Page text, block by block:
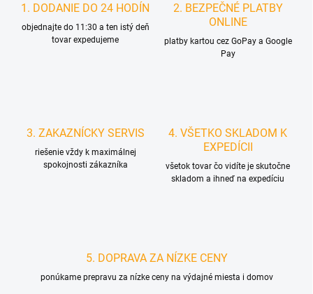
1. DODANIE DO 24 HODÍN
objednajte do 11:30 a ten istý deň
tovar expedujeme
2. BEZPEČNÉ PLATBY
ONLINE
platby kartou cez GoPay a Google
Pay
3. ZAKAZNÍCKY SERVIS
riešenie vždy k maximálnej
spokojnosti zákazníka
4. VŠETKO SKLADOM K
EXPEDÍCII
všetok tovar čo vidíte je skutočne
skladom a ihneď na expedíciu
5. DOPRAVA ZA NÍZKE CENY
ponúkame prepravu za nízke ceny na výdajné miesta i domov